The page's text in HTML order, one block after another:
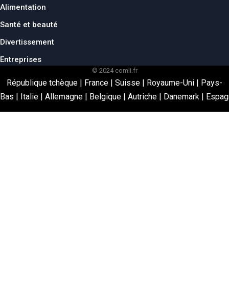
Alimentation
Santé et beauté
Divertissement
Entreprises
© 2024 comli.fr
République tchèque | France | Suisse | Royaume-Uni | Pays-
Bas | Italie | Allemagne | Belgique | Autriche | Danemark |